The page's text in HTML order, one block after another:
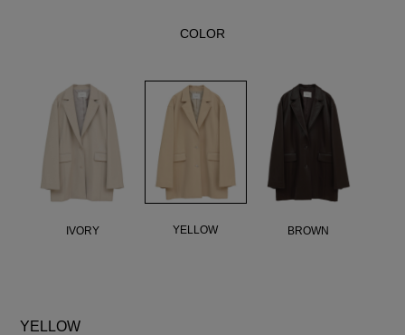
COLOR
IVORY YELLOW BROWN
YELLOW